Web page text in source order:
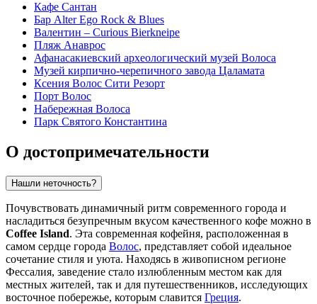
Кафе Сантан
Бар Alter Ego Rock & Blues
Валентин – Curious Bierkneipe
Пляж Анаврос
Афанасакиевский археологический музей Волоса
Музей кирпично-черепичного завода Цаламата
Ксения Волос Сити Резорт
Порт Волос
Набережная Волоса
Парк Святого Константина
О достопримечательности
Нашли неточность?
Почувствовать динамичный ритм современного города и
насладиться безупречным вкусом качественного кофе можно в
Coffee Island. Эта современная кофейня, расположенная в
самом сердце города Волос, представляет собой идеальное
сочетание стиля и уюта. Находясь в живописном регионе
Фессалия, заведение стало излюбленным местом как для
местных жителей, так и для путешественников, исследующих
восточное побережье, которым славится Греция.